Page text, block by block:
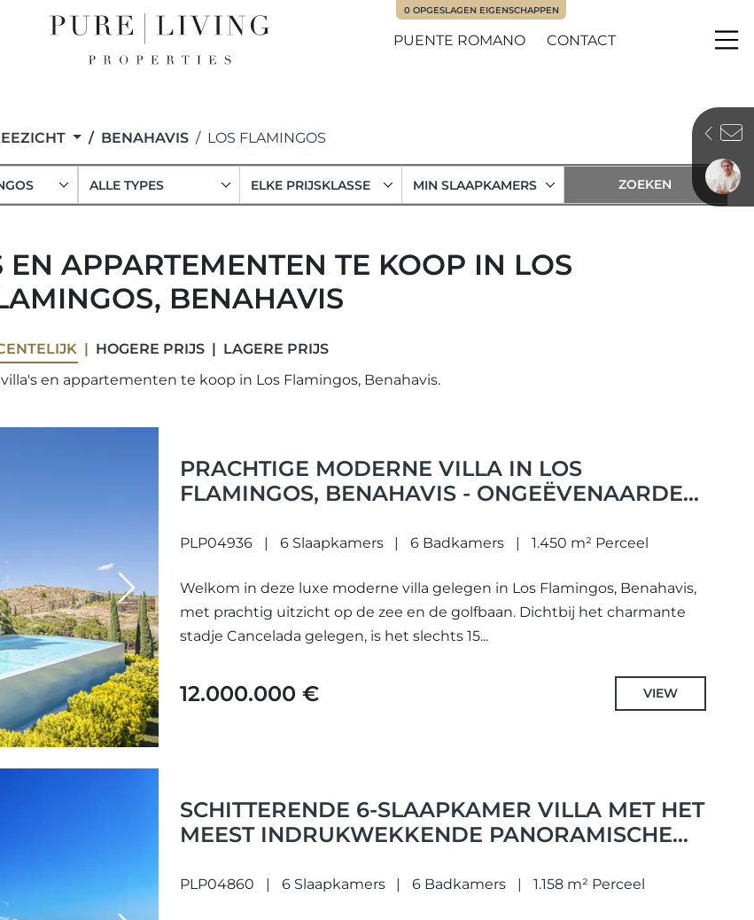
PUENTE ROMANO CONTACT
0 OPGESLAGEN EIGENSCHAPPEN
BENAHAVIS LOS FLAMINGOS
ALLE TYPES ELKE PRIJSKLASSE MIN SLAAPKAMERS
EN APPARTEMENTEN TE KOOP IN LOS
BENAHAVIS
HOGERE PRIJS
LAGERE PRIJS
en appartementen te koop in Los Flamingos, Benahavis.
Next
PRACHTIGE MODERNE VILLA IN LOS
FLAMINGOS, BENAHAVIS - ONGEËVENAARDE
PLP04936 6 Slaapkamers 6 Badkamers 1.450 m² Perceel
Welkom in deze luxe moderne villa gelegen in Los Flamingos, Benahavis,
met prachtig uitzicht op de zee en de golfbaan. Dichtbij het charmante
stadje Cancelada gelegen, is het slechts 15...
12.000.000 € VIEW
SCHITTERENDE 6-SLAAPKAMER VILLA MET HET
MEEST INDRUKWEKKENDE PANORAMISCHE
PRESTIGIEUZE WIJK LOS FLAMINGOS,
PLP04860 6 Slaapkamers 6 Badkamers 1.158 m² Perceel